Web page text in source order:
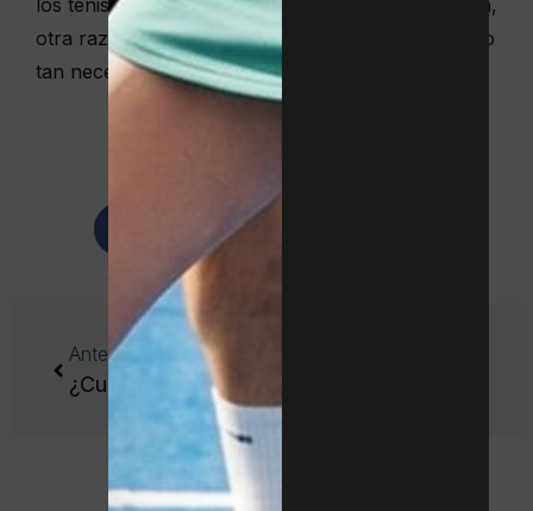
otra razón de peso para utilizar este complemento
tan necesario.
Anterior